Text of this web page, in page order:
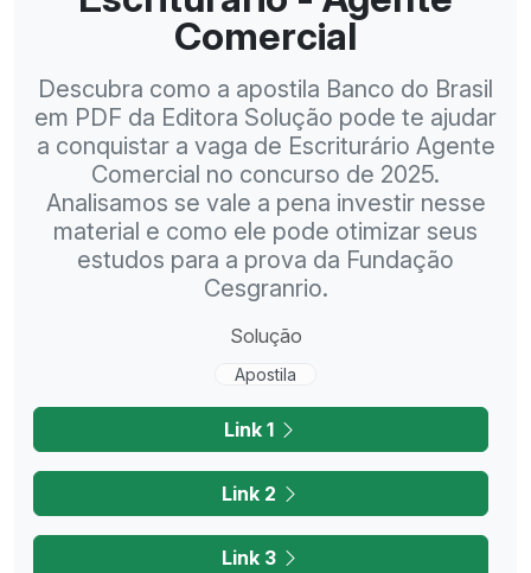
Comercial
Descubra como a apostila Banco do Brasil
em PDF da Editora Solução pode te ajudar
a conquistar a vaga de Escriturário Agente
Comercial no concurso de 2025.
Analisamos se vale a pena investir nesse
material e como ele pode otimizar seus
estudos para a prova da Fundação
Cesgranrio.
Solução
Apostila
Link 1
Link 2
Link 3